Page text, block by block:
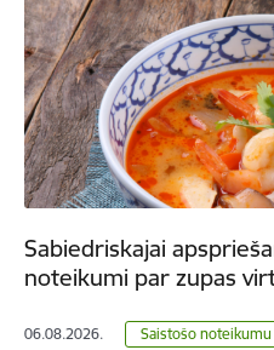
Sabiedriskajai
noteikumi par zupas
06.08.2026. Saistošo